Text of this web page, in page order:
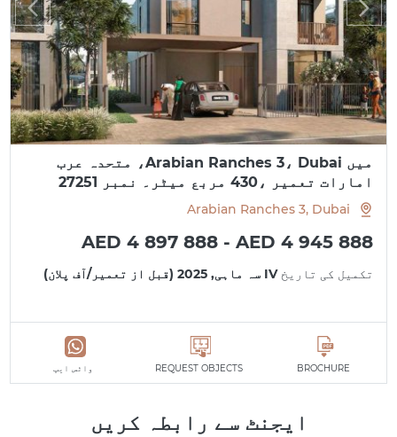
میں Arabian Ranches 3، Dubai، متحدہ عرب
امارات تعمیر ،430 مربع میٹر۔ نمبر 27251
Arabian Ranches 3, Dubai
AED 4 897 888 - AED 4 945 888
تکمیل کی تاریخIV سہ ماہی, 2025 (قبل از تعمیر/آف پلان)
BROCHURE
REQUEST OBJECTS واٹس ایپ
ایجنٹ سے رابطہ کریں